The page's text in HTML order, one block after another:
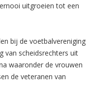
uitgroeien tot een
bij de voetbalvereniging
van scheidsrechters uit
waaronder de vrouwen
de veteranen van